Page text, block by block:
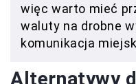
więc warto mieć
waluty na drobne
komunikacja
Alternatywy